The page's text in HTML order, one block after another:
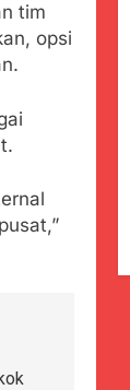
tim
opsi